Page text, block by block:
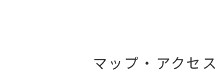
マップ・アクセス